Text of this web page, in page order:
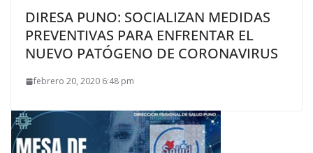
DIRESA PUNO: SOCIALIZAN MEDIDAS
PREVENTIVAS PARA ENFRENTAR EL
NUEVO PATÓGENO DE CORONAVIRUS
febrero 20, 2020 6:48 pm